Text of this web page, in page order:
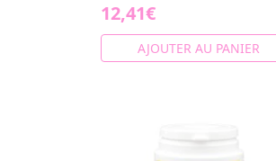
12,41€
AJOUTER AU PANIER